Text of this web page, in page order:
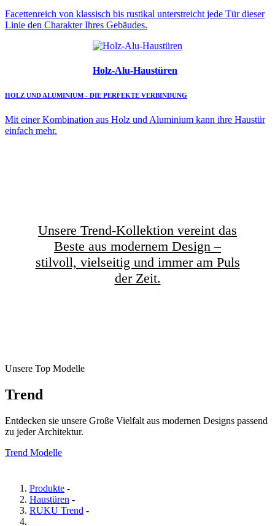
Facettenreich von klassisch bis rustikal unterstreicht jede Tür dieser
Linie den Charakter Ihres Gebäudes.
Holz-Alu-Haustüren
HOLZ UND ALUMINIUM - DIE PERFEKTE VERBINDUNG
Mit einer Kombination aus Holz und Aluminium kann ihre Haustür
einfach mehr.
Unsere Trend-Kollektion vereint das
Beste aus modernem Design –
stilvoll, vielseitig und immer am Puls
der Zeit.
Unsere Top Modelle
Trend
Entdecken sie unsere Große Vielfalt aus modernen Designs passend
zu jeder Architektur.
Trend Modelle
Produkte -
Haustüren -
RUKU Trend -